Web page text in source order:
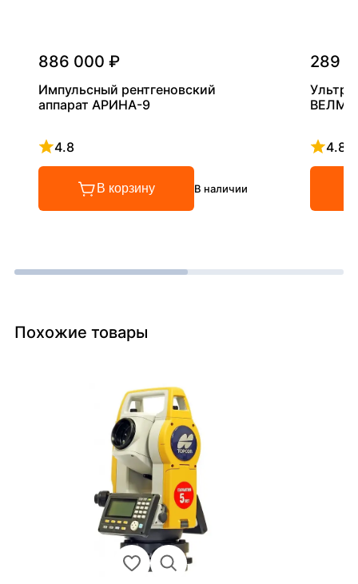
886 000 ₽
Импульсный рентгеновский
аппарат АРИНА-9
4.8
Рейтинг 4.8 из 5
В корзину В наличии
289
4.8
Похожие товары